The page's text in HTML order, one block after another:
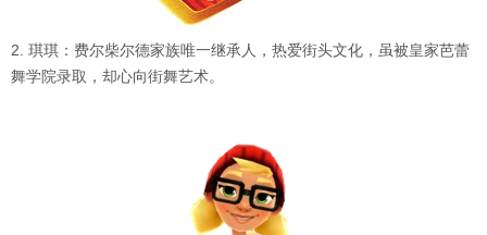
2. 琪琪：费尔柴尔德家族唯一继承人，热爱街头文化，虽被皇家芭蕾
舞学院录取，却心向街舞艺术。